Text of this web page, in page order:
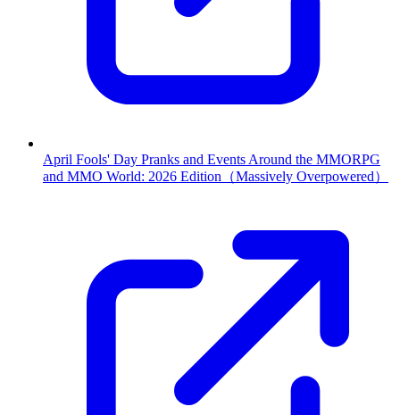
April Fools' Day Pranks and Events Around the MMORPG
and MMO World: 2026 Edition（Massively Overpowered）